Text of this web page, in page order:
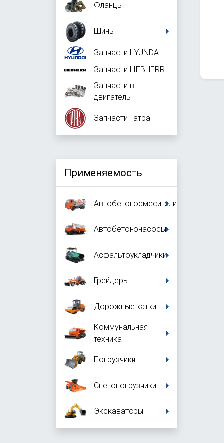
Фланцы
Шины
Запчасти HYUNDAI
Запчасти LIEBHERR
Запчасти в
двигатель
Запчасти Татра
Применяемость
Автобетоносмесители
Автобетононасосы
Асфальтоукладчики
Грейдеры
Дорожные катки
Коммунальная
техника
Погрузчики
Снегопогрузчики
Экскаваторы